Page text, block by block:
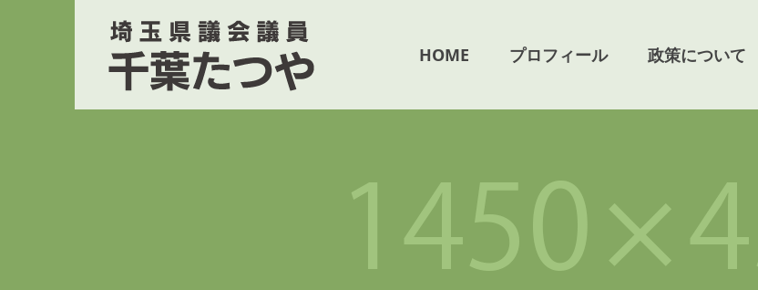
HOME プロフィール 政策について